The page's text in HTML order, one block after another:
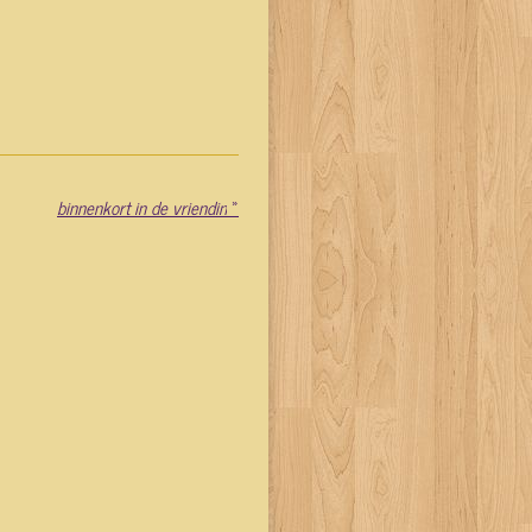
binnenkort in de vriendin »